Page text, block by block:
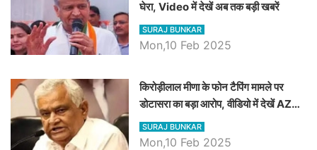
घेरा, Video में देखें अब तक बड़ी खबरें
SURAJ BUNKAR
Mon,10 Feb 2025
किरोड़ीलाल मीणा के फोन टैपिंग मामले पर
डोटासरा का बड़ा आरोप, वीडियो में देखें AZ
बड़ी खबरें
SURAJ BUNKAR
Mon,10 Feb 2025